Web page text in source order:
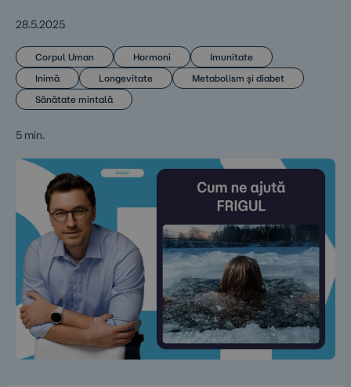
28.5.2025
Corpul Uman Hormoni Imunitate
Inimă Longevitate Metabolism și diabet
Sănătate mintală
5 min.